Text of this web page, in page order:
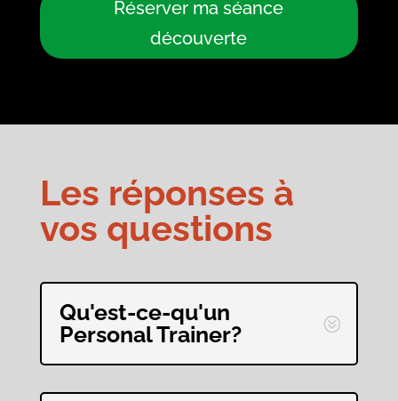
Réserver ma séance
découverte
Les réponses à
vos questions
Qu'est-ce-qu'un
Personal Trainer?